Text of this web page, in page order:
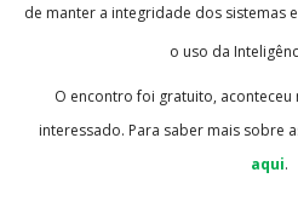
de manter a integridade dos sistemas
o uso da
O encontro foi gratuito, aconteceu
interessado. Para saber mais sobre
aqui.